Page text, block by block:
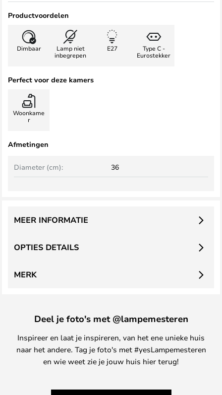
Productvoordelen
Dimbaar
Lamp niet
inbegrepen
E27
Type C -
Eurostekker
Perfect voor deze kamers
Woonkame
r
Afmetingen
Diameter (cm): 36
OPTIES DETAILS
MEER INFORMATIE
MERK
Deel je foto's met @lampemesteren
Inspireer en laat je inspireren, van het ene unieke huis
naar het andere. Tag je foto's met #yesLampemesteren
en wie weet zie je jouw huis hier terug!